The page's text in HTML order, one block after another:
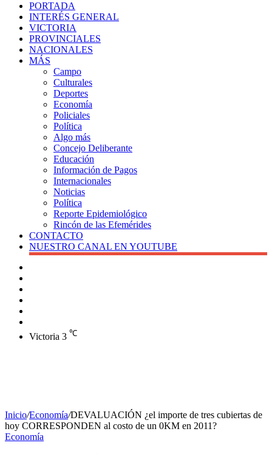
PORTADA
INTERÉS GENERAL
VICTORIA
PROVINCIALES
NACIONALES
MÁS
Campo
Culturales
Deportes
Economía
Policiales
Política
Algo más
Concejo Deliberante
Educación
Información de Pagos
Internacionales
Noticias
Política
Reporte Epidemiológico
Rincón de las Efemérides
CONTACTO
NUESTRO CANAL EN YOUTUBE
Victoria 3 ℃
Inicio/Economía/DEVALUACIÓN ¿el importe de tres cubiertas de
hoy CORRESPONDEN al costo de un 0KM en 2011?
Economía